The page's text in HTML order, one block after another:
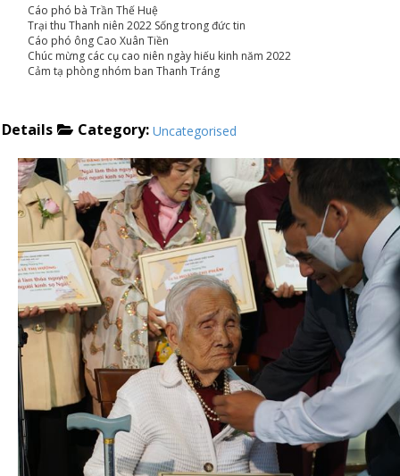
Cáo phó bà Trần Thế Huệ
Trại thu Thanh niên 2022 Sống trong đức tin
Cáo phó ông Cao Xuân Tiền
Chúc mừng các cụ cao niên ngày hiếu kinh năm 2022
Cảm tạ phòng nhóm ban Thanh Tráng
Details Category: Uncategorised